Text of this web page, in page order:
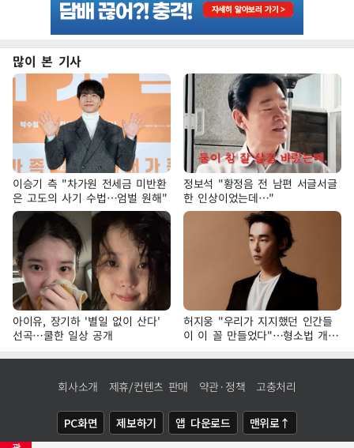
많이 본 기사
이승기 측 "차가원 전세금 미반환
은 고도의 사기 수법…엄벌 원해"
정보석 "황정음 전 남편 서글서글
한 인상이었는데…"
아이유, 장기하 '별일 없이 산다'
선곡…쿨한 일상 공개
허지웅 "우리가 지지했던 인간들
이 이 꼴 만들었다"…형소법 개정
에 격한 반응
회사소개 제휴/컨텐츠 판매 약관·정책 고충처리
PC화면 제보하기 앱 다운로드 맨위로↑